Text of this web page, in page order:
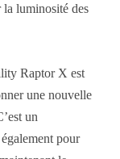
luminosité des
Raptor X est
une nouvelle
un
pour